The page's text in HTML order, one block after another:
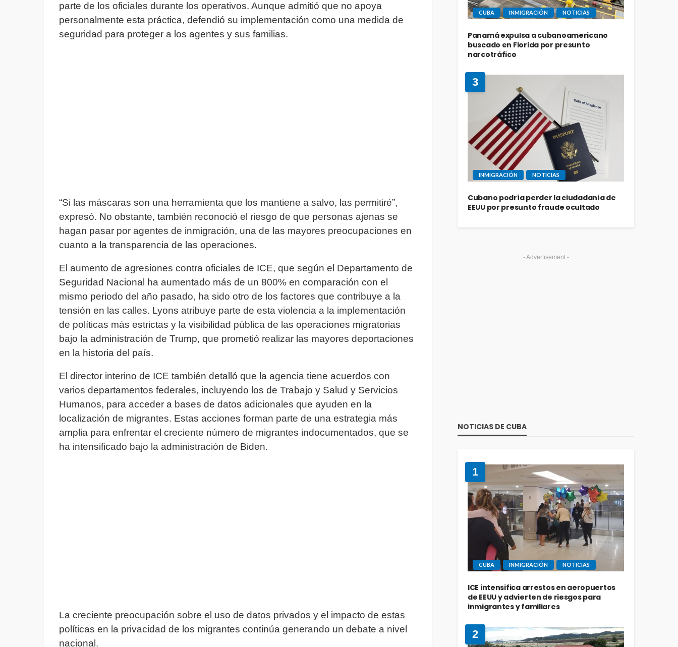
parte de los oficiales durante los operativos. Aunque admitió que no apoya
personalmente esta práctica, defendió su implementación como una medida de
seguridad para proteger a los agentes y sus familias.
“Si las máscaras son una herramienta que los mantiene a salvo, las permitiré”,
expresó. No obstante, también reconoció el riesgo de que personas ajenas se
hagan pasar por agentes de inmigración, una de las mayores preocupaciones en
cuanto a la transparencia de las operaciones.
El aumento de agresiones contra oficiales de ICE, que según el Departamento de
Seguridad Nacional ha aumentado más de un 800% en comparación con el
mismo periodo del año pasado, ha sido otro de los factores que contribuye a la
tensión en las calles. Lyons atribuye parte de esta violencia a la implementación
de políticas más estrictas y la visibilidad pública de las operaciones migratorias
bajo la administración de Trump, que prometió realizar las mayores deportaciones
en la historia del país.
El director interino de ICE también detalló que la agencia tiene acuerdos con
varios departamentos federales, incluyendo los de Trabajo y Salud y Servicios
Humanos, para acceder a bases de datos adicionales que ayuden en la
localización de migrantes. Estas acciones forman parte de una estrategia más
amplia para enfrentar el creciente número de migrantes indocumentados, que se
ha intensificado bajo la administración de Biden.
La creciente preocupación sobre el uso de datos privados y el impacto de estas
políticas en la privacidad de los migrantes continúa generando un debate a nivel
nacional.
CUBA INMIGRACIÓN NOTICIAS
Panamá expulsa a cubanoamericano
buscado en Florida por presunto
narcotráfico
3
INMIGRACIÓN NOTICIAS
Cubano podría perder la ciudadanía de
EEUU por presunto fraude ocultado
- Advertisement -
NOTICIAS DE CUBA
1
CUBA INMIGRACIÓN NOTICIAS
ICE intensifica arrestos en aeropuertos
de EEUU y advierten de riesgos para
inmigrantes y familiares
2